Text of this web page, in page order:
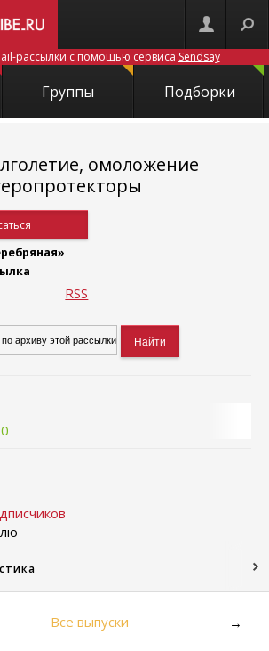
рассылки с помощью сервиса Sendsay
Группы Подборки
омоложение
RSS
Все выпуски →